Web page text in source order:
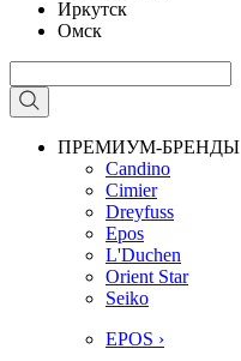
Иркутск
Омск
ПРЕМИУМ-БРЕНДЫ
Candino
Cimier
Dreyfuss
Epos
L'Duchen
Orient Star
Seiko
EPOS ›